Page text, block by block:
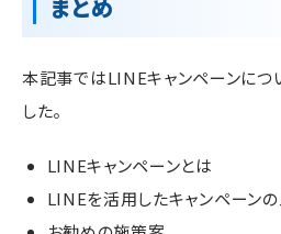
まとめ
本記事ではLINEキャンペーンにつ
した。
LINEキャンペーンとは
LINEを活用したキャンペーンの